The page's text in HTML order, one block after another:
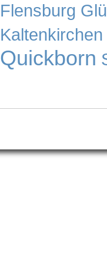
Flensburg
Kaltenkirchen
Quickborn